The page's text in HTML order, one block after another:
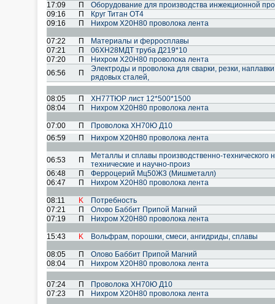
17:09 П
Оборудование для производства инжекционной
09:16
П
Круг Титан ОТ4
09:16
П Нихром Х20Н80 проволока лента
07:22 П
Материалы и ферросплавы
07:21
П
06ХН28МДТ труба Д219*10
07:20
П
Нихром Х20Н80 проволока лента
06:56
П
Электроды и проволока для сварки, резки,
рядовых сталей,
08:05 П
ХН77ТЮР лист 12*500*1500
08:04
П Нихром Х20Н80 проволока лента
07:00 П
Проволока ХН70Ю Д10
06:59
П Нихром Х20Н80 проволока лента
06:53 П
Металлы и сплавы производственно-технического
технические и научно-произ
06:48
П
Ферроцерий Мц50Ж3 (Мишметалл)
06:47
П Нихром Х20Н80 проволока лента
08:11 K
Потребность
07:21
П
Олово Баббит Припой Магний
07:19
П Нихром Х20Н80 проволока лента
15:43 K Вольфрам, порошки, смеси, ангидриды, сплавы
08:05 П
Олово Баббит Припой Магний
08:04
П Нихром Х20Н80 проволока лента
07:24 П
Проволока ХН70Ю Д10
07:23
П Нихром Х20Н80 проволока лента